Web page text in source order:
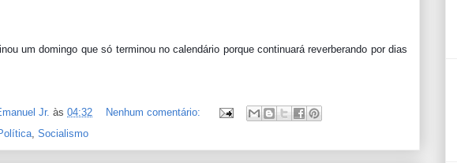
um domingo que só terminou no calendário porque continuará reverberando por dias
Jr. às 04:32
Nenhum comentário:
, Socialismo